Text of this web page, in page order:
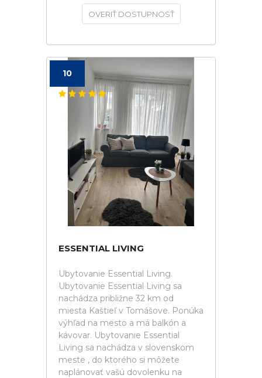
OVERIŤ DOSTUPNOSŤ
10
ESSENTIAL LIVING
Ubytovanie Essential Living.
Ubytovanie Essential Living sa
nachádza približne 32 km od
miesta Kaštieľ v Tomášove. Ponúka
výhľad na mesto a má balkón a
kávovar. Ubytovanie Essential
Living sa nachádza v slovenskom
meste , do ktorého si môžete
naplánovať vašú dovolenku na